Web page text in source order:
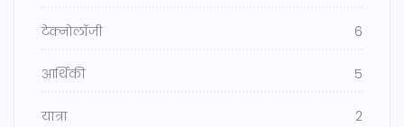
टेक्नोलॉजी 6
आर्थिकी 5
यात्रा 2